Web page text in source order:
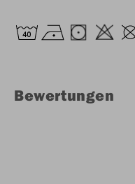
Bewertungen